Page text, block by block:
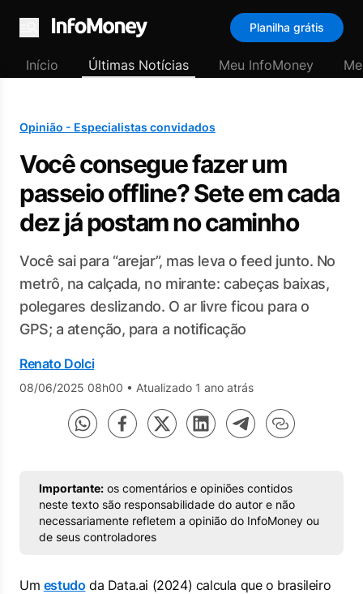
Menu
Planilha grátis
Início Últimas Notícias Meu InfoMoney
Opinião - Especialistas convidados
Você consegue fazer um
passeio offline? Sete em cada
dez já postam no caminho
Você sai para “arejar”, mas leva o feed junto. No
metrô, na calçada, no mirante: cabeças baixas,
polegares deslizando. O ar livre ficou para o
GPS; a atenção, para a notificação
Renato Dolci
08/06/2025 08h00 • Atualizado 1 ano atrás
Importante: os comentários e opiniões contidos
neste texto são responsabilidade do autor e não
necessariamente refletem a opinião do InfoMoney ou
de seus controladores
Um estudo da Data.ai (2024) calcula que o brasileiro